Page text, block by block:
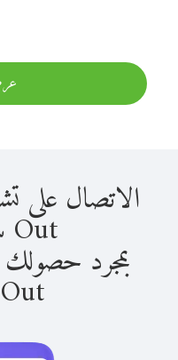
Out سهل للغاية.
Out، يمكنك: